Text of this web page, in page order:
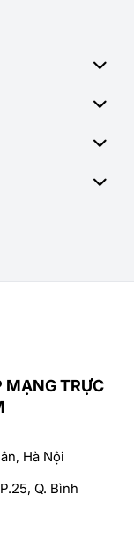
MẠNG TRỰC
Hà Nội
Q. Bình